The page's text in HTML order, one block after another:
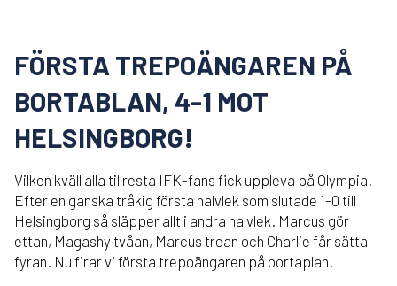
FÖRSTA TREPOÄNGAREN PÅ
BORTABLAN, 4-1 MOT
HELSINGBORG!
Vilken kväll alla tillresta IFK-fans fick uppleva på Olympia!
Efter en ganska tråkig första halvlek som slutade 1-0 till
Helsingborg så släpper allt i andra halvlek. Marcus gör
ettan, Magashy tvåan, Marcus trean och Charlie får sätta
fyran. Nu firar vi första trepoängaren på bortaplan!